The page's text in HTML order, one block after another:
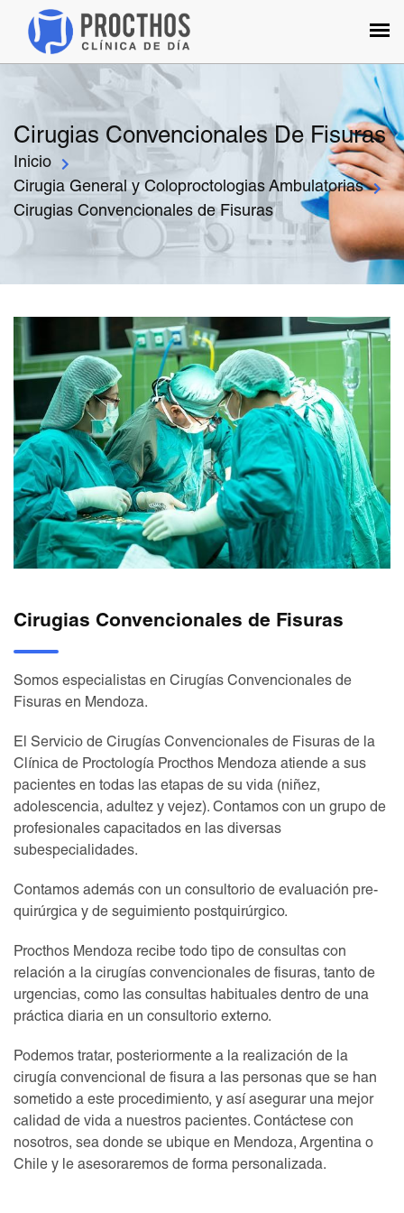
Cirugias Convencionales De Fisuras
Inicio
Cirugia General y Coloproctologias Ambulatorias
Cirugias Convencionales de Fisuras
Cirugias Convencionales de Fisuras
Somos especialistas en Cirugías Convencionales de
Fisuras en Mendoza.
El Servicio de Cirugías Convencionales de Fisuras de la
Clínica de Proctología Procthos Mendoza atiende a sus
pacientes en todas las etapas de su vida (niñez,
adolescencia, adultez y vejez). Contamos con un grupo de
profesionales capacitados en las diversas
subespecialidades.
Contamos además con un consultorio de evaluación pre-
quirúrgica y de seguimiento postquirúrgico.
Procthos Mendoza recibe todo tipo de consultas con
relación a la cirugías convencionales de fisuras, tanto de
urgencias, como las consultas habituales dentro de una
práctica diaria en un consultorio externo.
Podemos tratar, posteriormente a la realización de la
cirugía convencional de fisura a las personas que se han
sometido a este procedimiento, y así asegurar una mejor
calidad de vida a nuestros pacientes. Contáctese con
nosotros, sea donde se ubique en Mendoza, Argentina o
Chile y le asesoraremos de forma personalizada.